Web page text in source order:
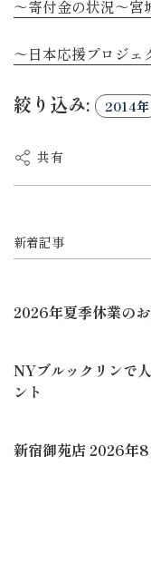
～寄付金の状況～宮
～日本応援プロジェ
絞り込み: 2014年
共有
新着記事
2026年夏季休業の
NYブルックリンで
ント
新宿御苑店 2026年